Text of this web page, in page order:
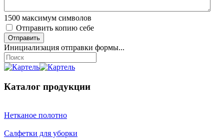
1500 максимум символов
Отправить копию себе
Отправить
Инициализация отправки формы...
Каталог продукции
Нетканое полотно
Салфетки для уборки